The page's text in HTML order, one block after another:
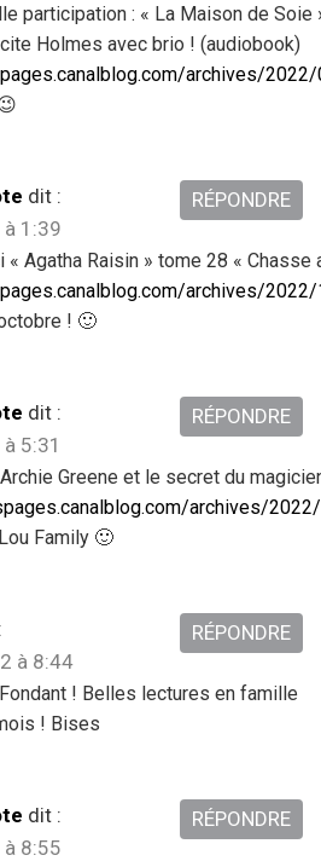
participation : « La Maison de Soie
Holmes avec brio ! (audiobook)
archives/
dit :
1:39
« Agatha Raisin » tome 28 « Chasse
archives/
! 🙂
RÉPONDRE
dit :
5:31
Greene et le secret du
archives/
Family 🙂
RÉPONDRE
à 8:44
! Belles lectures en famille
! Bises
RÉPONDRE
dit :
8:55
RÉPONDRE